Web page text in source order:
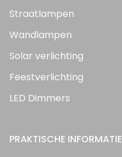
Straatlampen
Wandlampen
Solar verlichting
Feestverlichting
LED Dimmers
PRAKTISCHE INFORMATIE